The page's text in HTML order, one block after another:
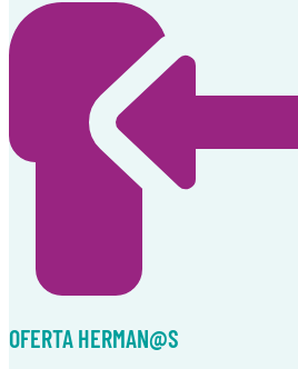
OFERTA HERMAN@S